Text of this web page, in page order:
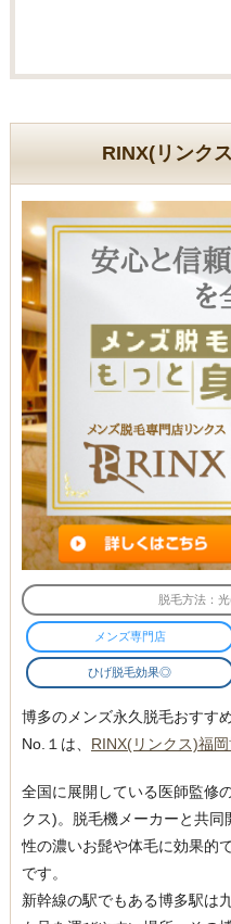
RINX(リンク
脱毛方法：
メンズ専門店
ひげ脱毛効果◎
博多のメンズ永久脱毛おすす
No.１は、 RINX(リンクス)福
全国に展開している医師監修
クス)。脱毛機メーカーと共
性の濃いお髭や体毛に効果的
です。
新幹線の駅でもある博多駅は